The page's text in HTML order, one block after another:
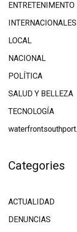
ENTRETENIMENTO
INTERNACIONALES
LOCAL
NACIONAL
POLÍTICA
SALUD Y BELLEZA
TECNOLOGÍA
Categories
ACTUALIDAD
DENUNCIAS